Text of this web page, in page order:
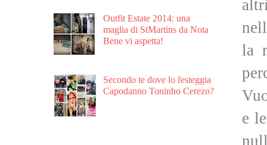
la
e
Outfit Estate 2014: una
maglia di StMartins da Nota
Bene vi aspetta!
Secondo te dove lo festeggia
Capodanno Toninho Cerezo?